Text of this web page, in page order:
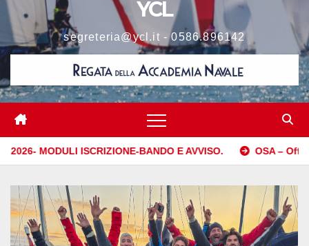
YCL
segreteria@ycl.it - 0586.896142
BANDO E AVVISO. OSA – Offshore Sailing